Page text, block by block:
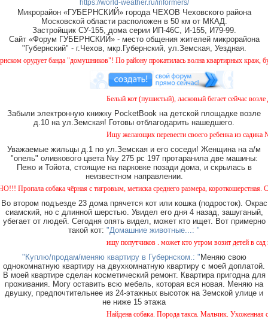
https://world-weather.ru/informers/
Микрорайон «ГУБЕРНСКИЙ» города ЧЕХОВ Чеховского района
Московской области расположен в 50 км от МКАД.
Застройщик СУ-155, дома серии ИП-46С, И-155, И79-99.
Сайт «Форум ГУБЕРНСКИЙ» - место общения жителей микрорайона
"Губернский" - г.Чехов, мкр.Губернский, ул.Земская, Уездная.
орудует банда "домушников"! По району прокатилась волна квартирных краж,
Белый кот (пушистый), ласковый бегает сейчас
Забыли электронную книжку PocketBook на детской площадке возле
д.10 на ул.Земская! Готовы отблагодарить нашедшего.
Ищу желающих перевести своего ребенка из садика
Уважаемые жильцы д.1 по ул.Земская и его соседи! Женщина на а/м
"опель" оливкового цвета №у 275 рс 197 протаранила две машины:
Пежо и Тойота, стоящие на парковке позади дома, и скрылась в
неизвестном направлении.
собака чёрная с тигровым, метиска среднего размера, короткошерстная.
Во втором подъезде 23 дома прячется кот или кошка (подросток). Окрас
сиамский, но с длинной шерстью. Увидел его дня 4 назад, зашуганый,
убегает от людей. Сегодня опять видел, может кто ищет. Вот примерно
такой кот: "Домашние животные...: "
ищу попутчиков . может кто утром возит детей в сад
"Куплю/продам/меняю квартиру в Губернском.: " Меняю свою
однокомнатную квартиру на двухкомнатную квартиру с моей доплатой.
В моей квартире сделан косметический ремонт. Квартира пригодна для
проживания. Могу оставить всю мебель, которая вся новая. Меняю на
двушку, предпочтительнее из 24-этажных высоток на Земской улице и
не ниже 15 этажа
Найдена собака. Порода такса. Мальчик. Ухоженная